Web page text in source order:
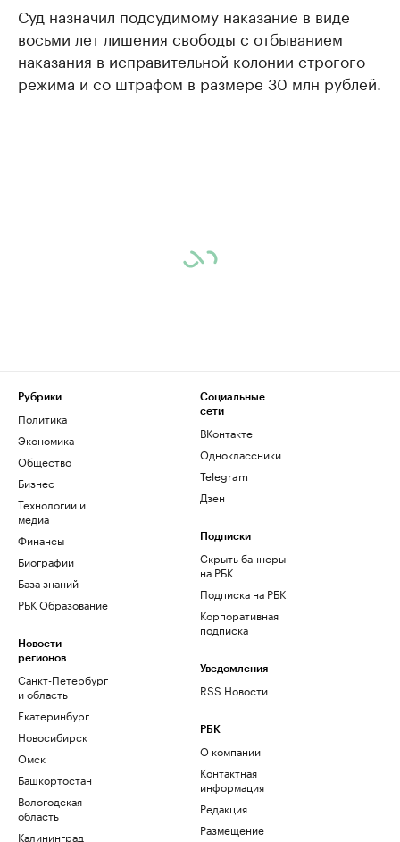
Суд назначил подсудимому наказание в виде
восьми лет лишения свободы с отбыванием
наказания в исправительной колонии строгого
режима и со штрафом в размере 30 млн рублей.
Рубрики
Политика
Экономика
Общество
Бизнес
Технологии и
медиа
Финансы
Биографии
База знаний
РБК Образование
Новости
регионов
Санкт-Петербург
и область
Екатеринбург
Новосибирск
Омск
Башкортостан
Вологодская
область
Калининград
Социальные
сети
ВКонтакте
Одноклассники
Telegram
Дзен
Подписки
Скрыть баннеры
на РБК
Подписка на РБК
Корпоративная
подписка
Уведомления
RSS Новости
РБК
О компании
Контактная
информация
Редакция
Размещение